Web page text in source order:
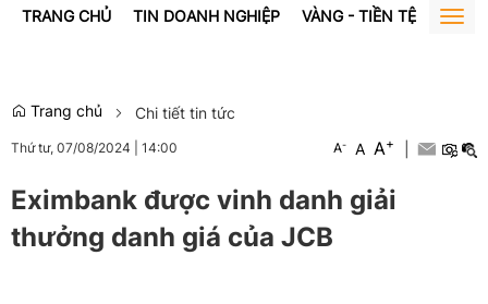
TRANG CHỦ TIN DOANH NGHIỆP VÀNG - TIỀN TỆ BẤT
Trang chủ Chi tiết tin tức
Thứ tư, 07/08/2024 14:00 A- A A+
Eximbank được vinh danh giải
thưởng danh giá của JCB